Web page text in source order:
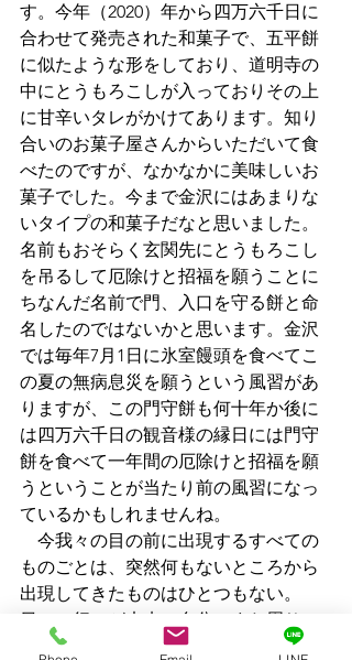
す。今年（2020）年から四万六千日に
合わせて発売された和菓子で、五平餅
に似たような形をしており、道明寺の
中にとうもろこしが入っておりその上
に甘辛いタレがかけてあります。知り
合いのお菓子屋さんからいただいて食
べたのですが、なかなかに美味しいお
菓子でした。今まで金沢にはあまりな
いタイプの和菓子だなと思いました。
名前もおそらく玄関先にとうもろこし
を吊るして厄除けと招福を願うことに
ちなんだ名前で門、入口を守る餅と命
名したのではないかと思います。金沢
では毎年7月1日に氷室饅頭を食べてこ
の夏の無病息災を願うという風習があ
りますが、この門守餅も何十年か後に
は四万六千日の観音様の縁日には門守
餅を食べて一年間の厄除けと招福を願
うということが当たり前の風習になっ
ているかもしれませんね。
今我々の目の前に出現するすべての
ものごとは、突然何もないところから
出現してきたものはひとつもない。
日々の行いが未来の自分、また周りの
人達に何かを伝えていくことでしょ